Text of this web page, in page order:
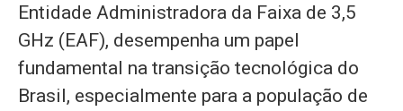
Entidade Administradora da Faixa de 3,5
GHz (EAF), desempenha um papel
fundamental na transição tecnológica do
Brasil, especialmente para a população de